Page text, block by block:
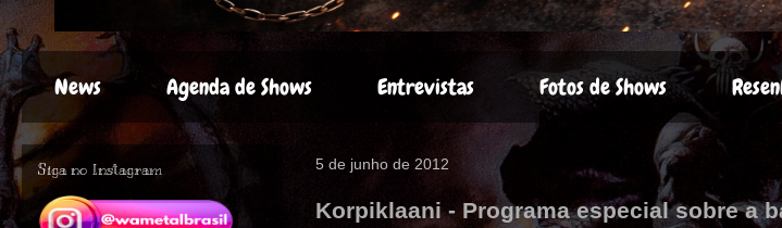
News Agenda de Shows Entrevistas Fotos de Shows
5 de junho de 2012
Korpiklaani - Programa especial sobre a
Siga no Instagram